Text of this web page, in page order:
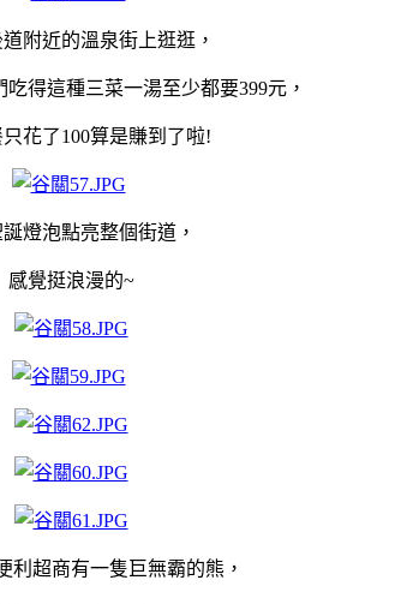
附近的溫泉街上逛逛，
得這種三菜一湯至少都要399元，
花了100算是賺到了啦!
燈泡點亮整個街道，
感覺挺浪漫的~
利超商有一隻巨無霸的熊，